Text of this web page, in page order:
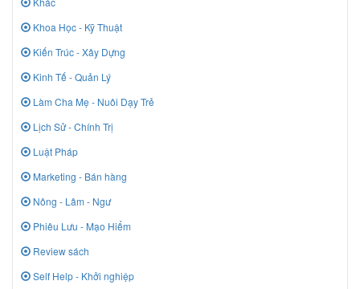
Khoa Học - Kỹ Thuật
Kiến Trúc - Xây Dựng
Kinh Tế - Quản Lý
Làm Cha Mẹ - Nuôi Dạy Trẻ
Lịch Sử - Chính Trị
Luật Pháp
Marketing - Bán hàng
Nông - Lâm - Ngư
Phiêu Lưu - Mạo Hiểm
Review sách
Self Help - Khởi nghiệp